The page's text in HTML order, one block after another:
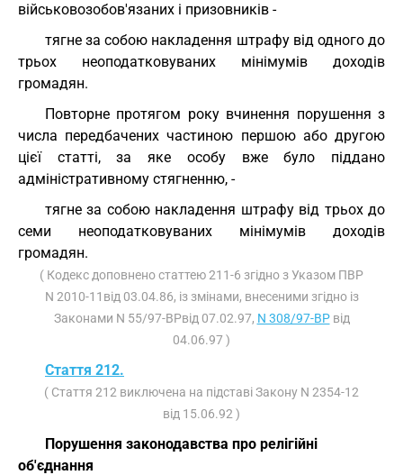
військовозобов'язаних і призовників -
тягне за собою накладення штрафу від одного до
трьох неоподатковуваних мінімумів доходів
громадян.
Повторне протягом року вчинення порушення з
числа передбачених частиною першою або другою
цієї статті, за яке особу вже було піддано
адміністративному стягненню, -
тягне за собою накладення штрафу від трьох до
семи неоподатковуваних мінімумів доходів
громадян.
( Кодекс доповнено статтею 211-6 згідно з Указом ПВР
N 2010-11від 03.04.86, із змінами, внесеними згідно із
Законами N 55/97-ВРвід 07.02.97, N 308/97-ВРвід
04.06.97 )
Стаття 212.
( Стаття 212 виключена на підставі Закону N 2354-12
від 15.06.92 )
Порушення законодавства про релігійні
об'єднання